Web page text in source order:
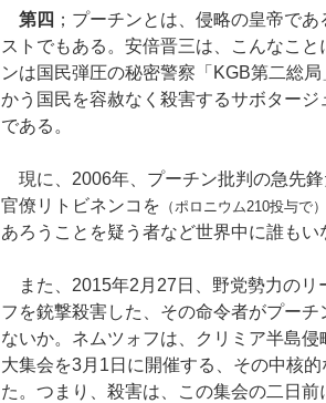
第四 ；プーチンとは、侵略の皇帝で
ストでもある。安倍晋三は、こんなこ
ンは国民弾圧の秘密警察「KGB第二総
かう国民を容赦なく殺害するサボタージ
である。
現に、2006年、プーチン批判の急先
官僚リトビネンコを （ポロニウム210投与で）
あろうことを疑う者など世界中に誰もい
また、2015年2月27日、野党勢力のリ
フを銃撃殺害した、その命令者がプー
ないか。ネムツォフは、クリミア半島
大集会を3月1日に開催する、その中核
た。つまり、殺害は、この集会の二日前